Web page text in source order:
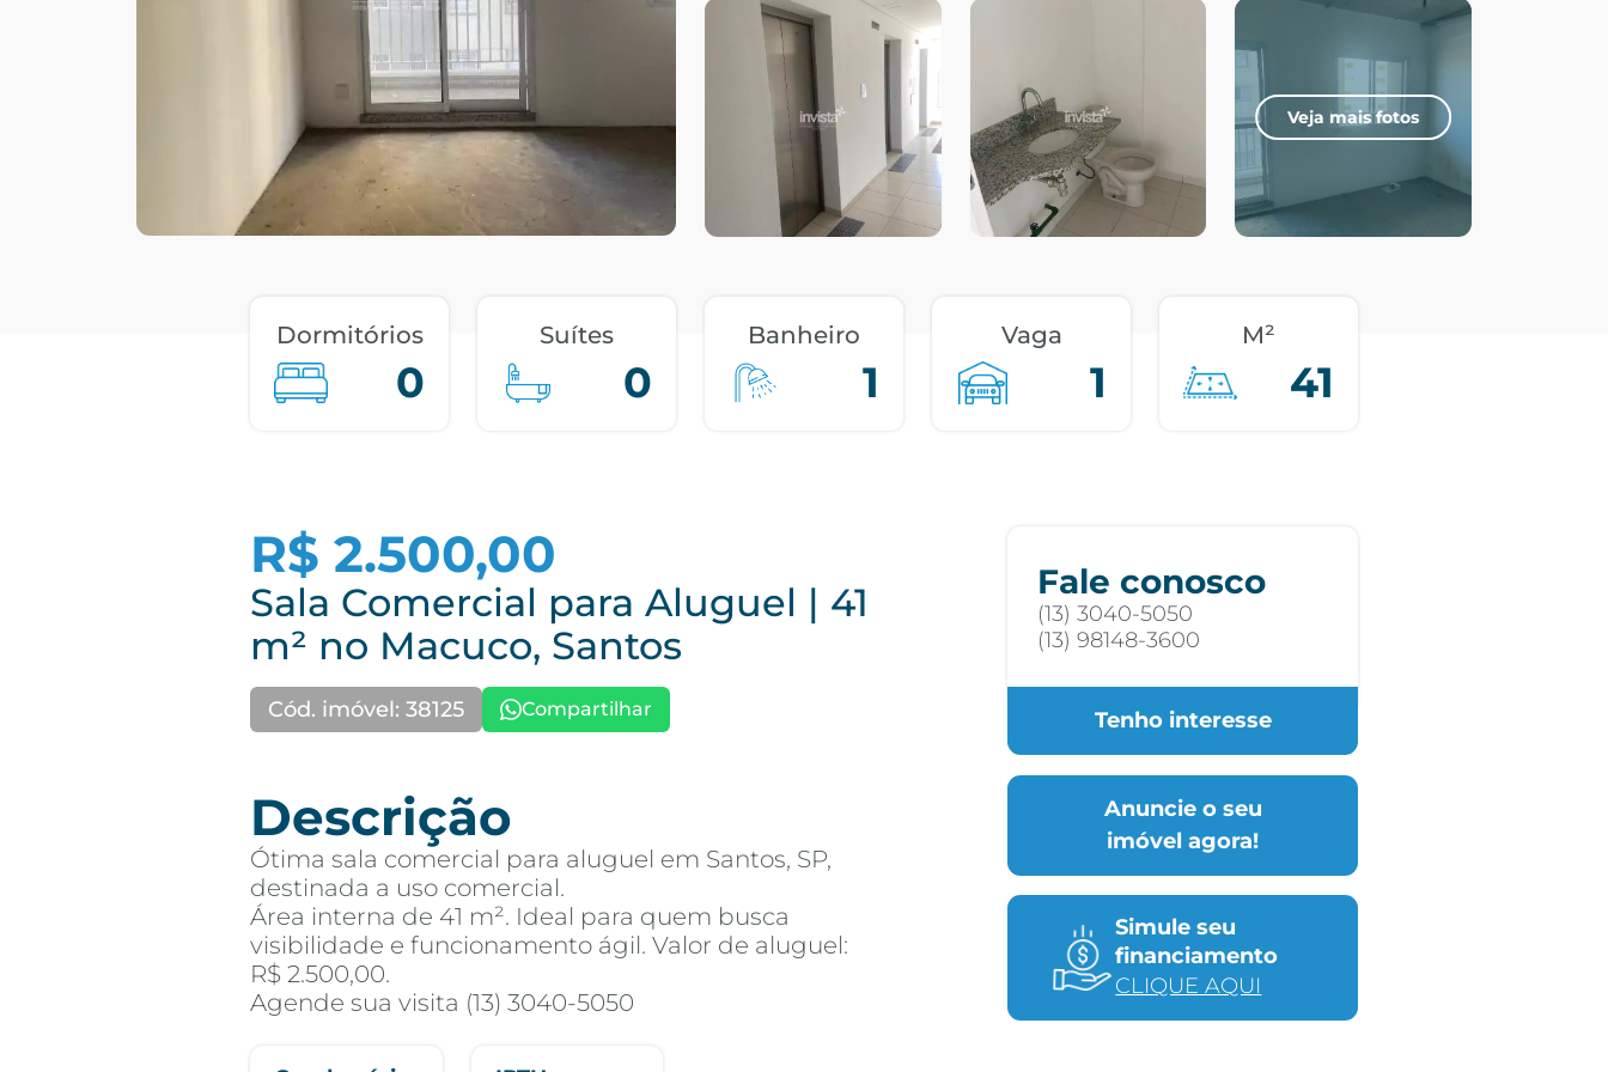
Veja mais fotos
Dormitórios
0
Suítes
0
Banheiro
1
Vaga
1
M²
41
R$ 2.500,00
Sala Comercial para Aluguel | 41
m² no Macuco, Santos
Cód. imóvel: 38125 Compartilhar
Descrição
Ótima sala comercial para aluguel em Santos, SP,
destinada a uso comercial.
Área interna de 41 m². Ideal para quem busca
visibilidade e funcionamento ágil. Valor de aluguel:
R$ 2.500,00.
Agende sua visita (13) 3040-5050
Fale conosco
(13) 3040-5050
(13) 98148-3600
Tenho interesse
Anuncie o seu
imóvel agora!
Simule seu
financiamento
CLIQUE AQUI